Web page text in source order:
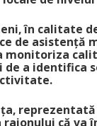
în calitate
de asistență
monitoriza
a identifica
raionului că